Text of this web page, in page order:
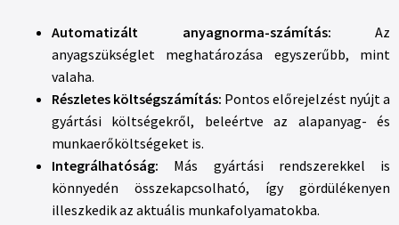
Automatizált anyagnorma-számítás: Az
anyagszükséglet meghatározása egyszerűbb, mint
valaha.
Részletes költségszámítás: Pontos előrejelzést nyújt a
gyártási költségekről, beleértve az alapanyag- és
munkaerőköltségeket is.
Integrálhatóság: Más gyártási rendszerekkel is
könnyedén összekapcsolható, így gördülékenyen
illeszkedik az aktuális munkafolyamatokba.